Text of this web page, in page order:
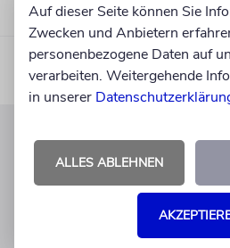
+49 30
Mo-Do 9-17
Auf dieser Seite können Sie
Zwecken und Anbietern
personenbezogene Daten auf
verarbeiten. Weitergehende
in unserer
ALLES ABLEHNEN